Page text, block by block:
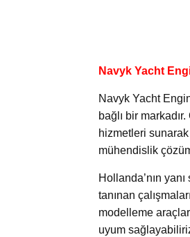
Navyk Yacht
Navyk Yacht
bağlı bir
hizmetleri
mühendislik
Hollanda’nın
tanınan
modelleme
uyum